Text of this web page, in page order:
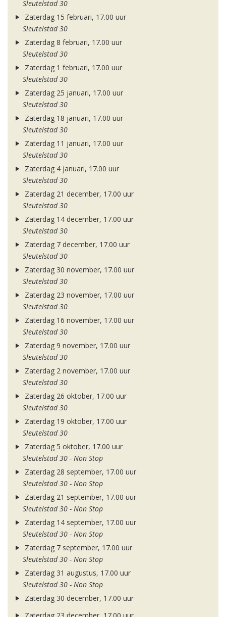
Sleutelstad 30
Zaterdag 15 februari, 17.00 uur
Sleutelstad 30
Zaterdag 8 februari, 17.00 uur
Sleutelstad 30
Zaterdag 1 februari, 17.00 uur
Sleutelstad 30
Zaterdag 25 januari, 17.00 uur
Sleutelstad 30
Zaterdag 18 januari, 17.00 uur
Sleutelstad 30
Zaterdag 11 januari, 17.00 uur
Sleutelstad 30
Zaterdag 4 januari, 17.00 uur
Sleutelstad 30
Zaterdag 21 december, 17.00 uur
Sleutelstad 30
Zaterdag 14 december, 17.00 uur
Sleutelstad 30
Zaterdag 7 december, 17.00 uur
Sleutelstad 30
Zaterdag 30 november, 17.00 uur
Sleutelstad 30
Zaterdag 23 november, 17.00 uur
Sleutelstad 30
Zaterdag 16 november, 17.00 uur
Sleutelstad 30
Zaterdag 9 november, 17.00 uur
Sleutelstad 30
Zaterdag 2 november, 17.00 uur
Sleutelstad 30
Zaterdag 26 oktober, 17.00 uur
Sleutelstad 30
Zaterdag 19 oktober, 17.00 uur
Sleutelstad 30
Zaterdag 5 oktober, 17.00 uur
Sleutelstad 30 - Non Stop
Zaterdag 28 september, 17.00 uur
Sleutelstad 30 - Non Stop
Zaterdag 21 september, 17.00 uur
Sleutelstad 30 - Non Stop
Zaterdag 14 september, 17.00 uur
Sleutelstad 30 - Non Stop
Zaterdag 7 september, 17.00 uur
Sleutelstad 30 - Non Stop
Zaterdag 31 augustus, 17.00 uur
Sleutelstad 30 - Non Stop
Zaterdag 30 december, 17.00 uur